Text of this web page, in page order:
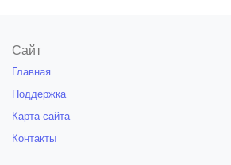
Сайт
Главная
Поддержка
Карта сайта
Контакты